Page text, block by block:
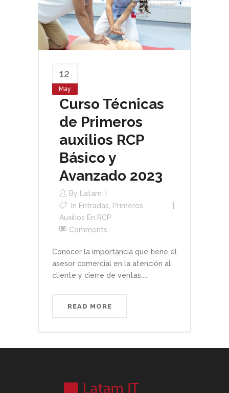
12
May
Curso Técnicas
de Primeros
auxilios RCP
Básico y
Avanzado 2023
By
Latam
In Entradas
Primeros
Auxilios En RCP
Comments
Conocer la importancia que tiene el
asesor comercial en la atención al
cliente y cierre de ventas....
READ MORE